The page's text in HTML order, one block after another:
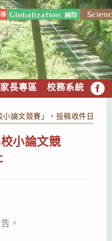
長專區 校務系統 FB
論文競賽」，投稿收件日期
小論文競
。